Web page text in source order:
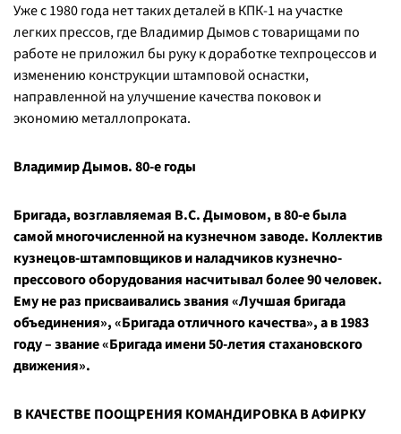
Уже с 1980 года нет таких деталей в КПК-1 на участке
легких прессов, где Владимир Дымов с товарищами по
работе не приложил бы руку к доработке техпроцессов и
изменению конструкции штамповой оснастки,
направленной на улучшение качества поковок и
экономию металлопроката.
Владимир Дымов. 80-е годы
Бригада, возглавляемая В.С. Дымовом, в 80-е была
самой многочисленной на кузнечном заводе. Коллектив
кузнецов-штамповщиков и наладчиков кузнечно-
прессового оборудования насчитывал более 90 человек.
Ему не раз присваивались звания «Лучшая бригада
объединения», «Бригада отличного качества», а в 1983
году – звание «Бригада имени 50-летия стахановского
движения».
В КАЧЕСТВЕ ПООЩРЕНИЯ КОМАНДИРОВКА В АФИРКУ